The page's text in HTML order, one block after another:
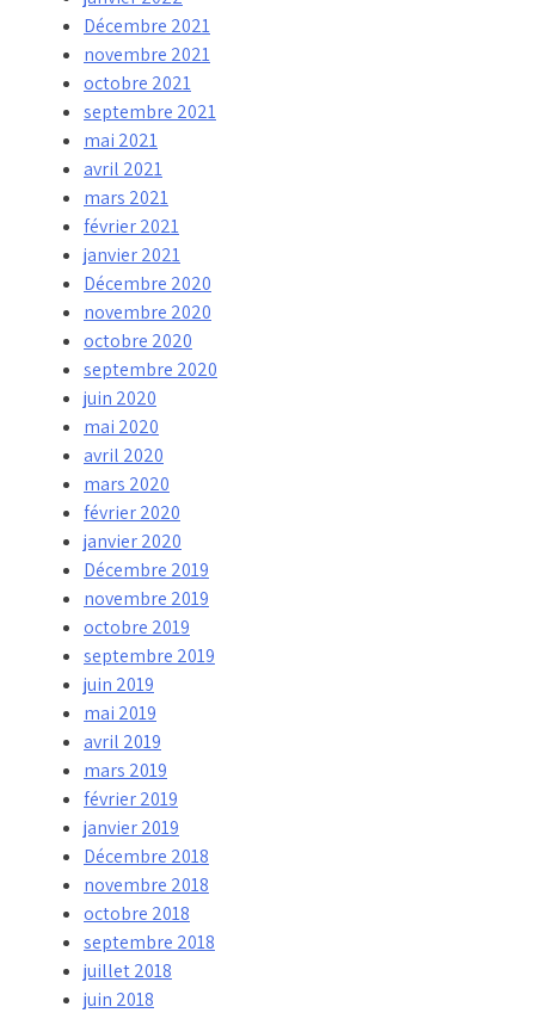
Décembre 2021
novembre 2021
octobre 2021
septembre 2021
mai 2021
avril 2021
mars 2021
février 2021
janvier 2021
Décembre 2020
novembre 2020
octobre 2020
septembre 2020
juin 2020
mai 2020
avril 2020
mars 2020
février 2020
janvier 2020
Décembre 2019
novembre 2019
octobre 2019
septembre 2019
juin 2019
mai 2019
avril 2019
mars 2019
février 2019
janvier 2019
Décembre 2018
novembre 2018
octobre 2018
septembre 2018
juillet 2018
juin 2018